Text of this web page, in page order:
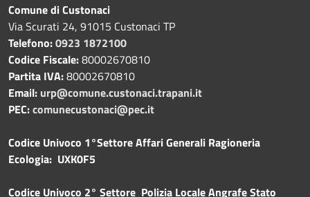
Comune di Custonaci
Via Scurati 24, 91015 Custonaci TP
Telefono:0923 1872100
Codice Fiscale:80002670810
Partita IVA:80002670810
Email: urp@comune.custonaci.trapani.it
PEC:comunecustonaci@pec.it
Codice Univoco 1°Settore Affari Generali Ragioneria
Ecologia: UXK0F5
Codice Univoco 2° Settore Polizia Locale Angrafe Stato